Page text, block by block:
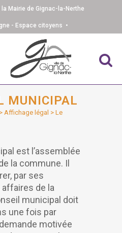
Mairie de Gignac-la-Nerthe
- Espace citoyens •
MUNICIPAL
> Affichage légal > Le
est l’assemblée
la commune. Il
par ses
de la
municipal doit
une fois par
motivée